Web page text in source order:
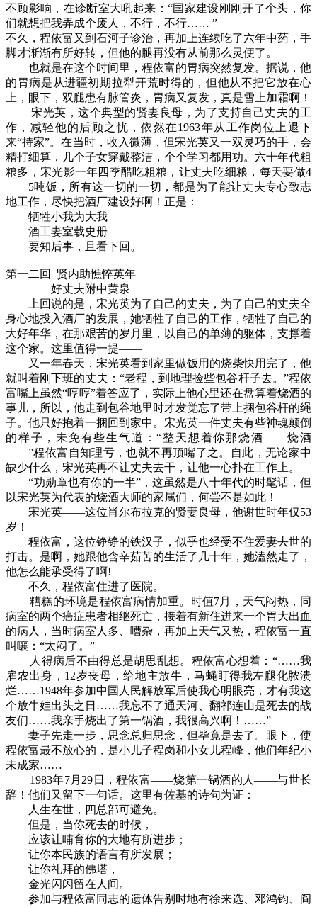
不顾影响，在诊断室大吼起来：“国家建设刚刚开了个头，你
们就想把我弄成个废人，不行，不行…… ”
不久，程依富又到石河子诊治，再加上连续吃了六年中药，手
脚才渐渐有所好转，但他的腿再没有从前那么灵便了。
也就是在这个时间里，程依富的胃病突然复发。据说，他
的胃病是从进疆初期拉犁开荒时得的，但他从不把它放在心
上，眼下，双腿患有脉管炎，胃病又复发，真是雪上加霜啊！
宋光英，这个典型的贤妻良母，为了支持自己丈夫的工
作，减轻他的后顾之忧，依然在1963年从工作岗位上退下
来“持家”。在当时，收入微薄，但宋光英又一双灵巧的手，会
精打细算，几个子女穿戴整洁，个个学习都用功。六十年代粗
粮多，宋光影一年四季醋吃粗粮，让丈夫吃细粮，每天要做4
——5吨饭，所有这一切的一切，都是为了能让丈夫专心致志
地工作，尽快把酒厂建设好啊！正是：
牺牲小我为大我
酒工妻室载史册
要知后事，且看下回。
第一二回 贤内助憔悴英年
好丈夫附中黄泉
上回说的是，宋光英为了自己的丈夫，为了自己的丈夫全
身心地投入酒厂的发展，她牺牲了自己的工作，牺牲了自己的
大好年华，在那艰苦的岁月里，以自己的单薄的躯体，支撑着
这个家。这里值得一提——
又一年春天，宋光英看到家里做饭用的烧柴快用完了，他
就叫着刚下班的丈夫：“老程，到地理捡些包谷杆子去。”程依
富嘴上虽然“哼哼”着答应了，实际上他心里还在盘算着烧酒的
事儿，所以，他走到包谷地里时才发觉忘了带上捆包谷杆的绳
子。他只好抱着一捆回到家中。宋光英一件丈夫有些神魂颠倒
的样子，未免有些生气道：“整天想着你那烧酒——烧酒
——”程依富自知理亏，也就不再顶嘴了之。自此，无论家中
缺少什么，宋光英再不让丈夫去干，让他一心扑在工作上。
“功勋章也有你的一半”，这虽然是八十年代的时髦话，但
以宋光英为代表的烧酒大师的家属们，何尝不是如此！
宋光英——这位肖尔布拉克的贤妻良母，他谢世时年仅53
岁！
程依富，这位铮铮的铁汉子，似乎也经受不住爱妻去世的
打击。是啊，她跟他含辛茹苦的生活了几十年，她溘然走了，
他怎么能承受得了啊!
不久，程依富住进了医院。
糟糕的环境是程依富病情加重。时值7月，天气闷热，同
病室的两个癌症患者相继死亡，接着有新住进来一个胃大出血
的病人，当时病室人多、嘈杂，再加上天气又热，程依富一直
叫嚷：“太闷了。”
人得病后不由得总是胡思乱想。程依富心想着：“……我
雇农出身，12岁丧母，给地主放牛，马蝇盯得我左腿化脓溃
烂……1948年参加中国人民解放军后使我心明眼亮，才有我这
个放牛娃出头之日……我忘不了通天河、翻祁连山是死去的战
友们……我亲手烧出了第一锅酒，我很高兴啊！……”
妻子先走一步，思念总归思念，但毕竟是去了。眼下，使
程依富最不放心的，是小儿子程岗和小女儿程峰，他们年纪小
未成家……
1983年7月29日，程依富——烧第一锅酒的人——与世长
辞！他们又留下一句话。这里有佐基的诗句为证：
人生在世，四总部可避免。
但是，当你死去的时候，
应该让哺育你的大地有所进步；
让你本民族的语言有所发展；
让你礼拜的佛塔，
金光闪闪留在人间。
参加与程依富同志的遗体告别时地有徐来选、邓鸿钧、阎